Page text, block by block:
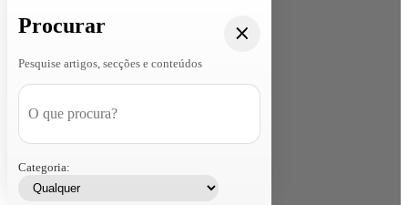
Procurar
Pesquise artigos, secções e conteúdos
Categoria: